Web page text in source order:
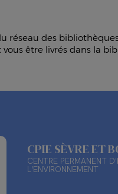
des
être livrés dans la
CPIE SÈVRE ET
CENTRE PERMANENT
L'ENVIRONNEMENT